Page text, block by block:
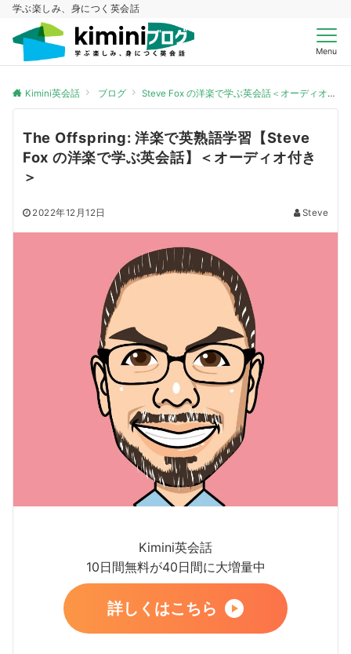
学ぶ楽しみ、身につく英会話
Menu
Kimini英会話 ブログ Steve Fox の洋楽で学ぶ英会話＜オーディオ付き＞
The Offspring: 洋楽で英熟語学習【Steve
Fox の洋楽で学ぶ英会話】＜オーディオ付き
＞
2022年12月12日 Steve
Kimini英会話
10日間無料が40日間に大増量中
詳しくはこちら